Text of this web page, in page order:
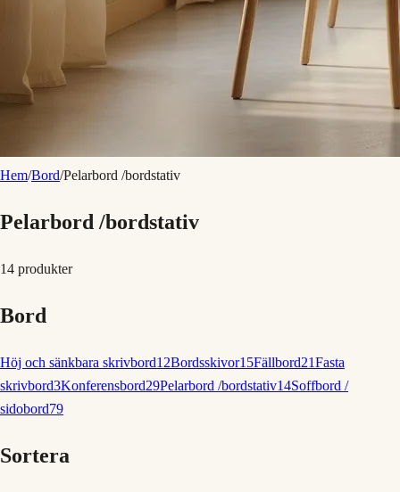
Hem/Bord/Pelarbord /bordstativ
Pelarbord /bordstativ
14 produkter
Bord
Höj och sänkbara skrivbord12Bordsskivor15Fällbord21Fasta
skrivbord3Konferensbord29Pelarbord /bordstativ14Soffbord /
sidobord79
Sortera